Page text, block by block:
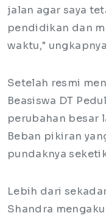
jalan agar saya
pendidikan dan
waktu,"
Setelah resmi
Beasiswa DT
perubahan besar
Beban pikiran
pundaknya
Lebih dari
Shandra